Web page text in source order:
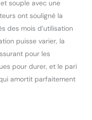
souple avec une
ont souligné la
des mois d’utilisation
puisse varier, la
pour les
pour durer, et le pari
amortit parfaitement